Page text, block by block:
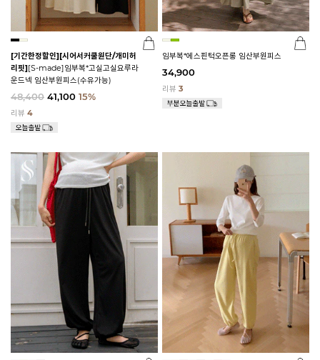
[기간한정할인][시어서커쿨원단/개미허
리핏][S-made]임부복*고실고실요루라
운드넥 임산부원피스(수유가능)
48,400 41,100 15%
리뷰 4
임부복*에스핀턱오픈롱 임산부원피스
34,900
리뷰 3